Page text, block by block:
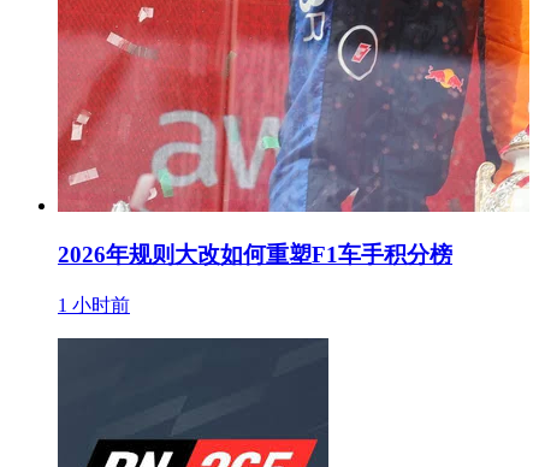
2026年规则大改如何重塑F1车手积分榜
1 小时前